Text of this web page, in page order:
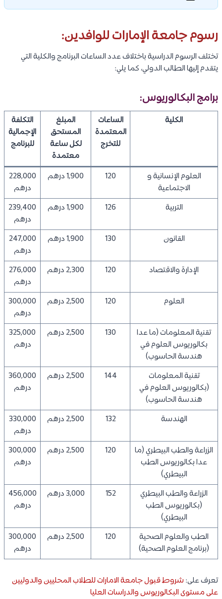
رسوم جامعة الإمارات للوافدين:
تختلف الرسوم الدراسية باختلاف عدد الساعات البرنامج والكلية التي
يتقدم إليها الطالب الدولي، كما يلي:
برامج البكالوريوس:
الكلية
الساعات
المعتمدة
للتخرج
المبلغ
المستحق
لكل ساعة
معتمدة
التكلفة
الإجمالية
للبرنامج
العلوم الإنسانية و
الاجتماعية
120 1,900 درهم
228,000
درهم
التربية
126 1,900 درهم
239,400
درهم
القانون
130 1,900 درهم
247,000
درهم
الإدارة والاقتصاد
120 2,300 درهم
276,000
درهم
العلوم
120 2,500 درهم
300,000
درهم
تقنية المعلومات (ما عدا
بكالوريوس العلوم في
هندسة الحاسوب)
130 2,500 درهم
325,000
درهم
تقنية المعلومات
(بكالوريوس العلوم في
هندسة الحاسوب)
144 2,500 درهم
360,000
درهم
الهندسة 132 2,500 درهم
330,000
درهم
الزراعة والطب البيطري (ما
عدا بكالوريوس الطب
البيطري)
120 2,500 درهم
300,000
درهم
الزراعة والطب البيطري
(بكالوريوس الطب
البيطري)
152 3,000 درهم
456,000
درهم
الطب والعلوم الصحية
(برنامج العلوم الصحية)
120 2,500 درهم
300,000
درهم
تعرف على: شروط قبول جامعة الامارات للطلاب المحليين والدوليين
على مستوى البكالوريوس والدراسات العليا